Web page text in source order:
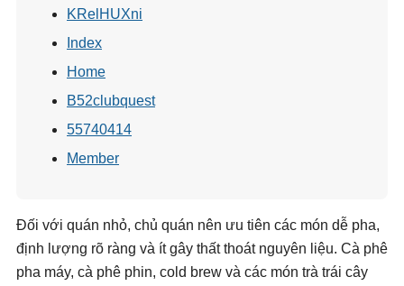
KRelHUXni
Index
Home
B52clubquest
55740414
Member
Đối với quán nhỏ, chủ quán nên ưu tiên các món dễ pha,
định lượng rõ ràng và ít gây thất thoát nguyên liệu. Cà phê
pha máy, cà phê phin, cold brew và các món trà trái cây